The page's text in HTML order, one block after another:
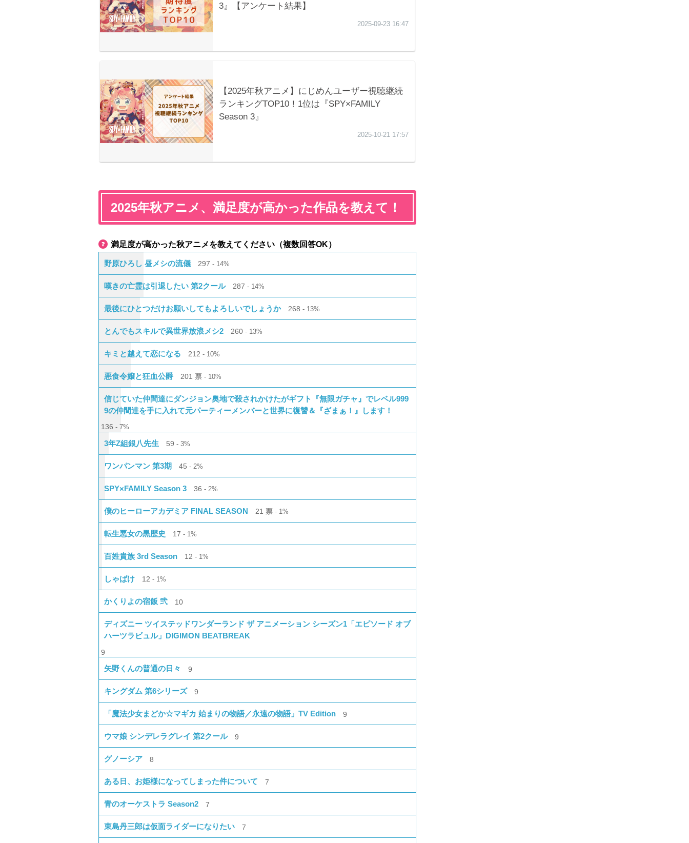
2025年秋アニメ、満足度が高かった作品を教えて！
満足度が高かった秋アニメを教えてください（複数回答OK）
野原ひろし 昼メシの流儀 297 14%
嘆きの亡霊は引退したい 第2クール 287 14%
最後にひとつだけお願いしてもよろしいでしょうか 268 13%
とんでもスキルで異世界放浪メシ2 260 13%
キミと越えて恋になる 212 10%
悪食令嬢と狂血公爵 201 票 10%
信じていた仲間達にダンジョン奥地で殺されかけたがギフト『無限ガチャ』でレベル999
9の仲間達を手に入れて元パーティーメンバーと世界に復讐＆『ざまぁ！』します！
136 7%
3年Z組銀八先生 59 3%
ワンパンマン 第3期 45 2%
SPY×FAMILY Season 3 36 2%
僕のヒーローアカデミア FINAL SEASON 21 票 1%
転生悪女の黒歴史 17 1%
百姓貴族 3rd Season 12 1%
しゃばけ 12 1%
かくりよの宿飯 弐 10
ディズニー ツイステッドワンダーランド ザ アニメーション シーズン1「エピソード オブ
ハーツラビュル」DIGIMON BEATBREAK
9
矢野くんの普通の日々 9
キングダム 第6シリーズ 9
「魔法少女まどか☆マギカ 始まりの物語／永遠の物語」TV Edition 9
ウマ娘 シンデレラグレイ 第2クール 9
グノーシア 8
ある日、お姫様になってしまった件について 7
青のオーケストラ Season2 7
東島丹三郎は仮面ライダーになりたい 7